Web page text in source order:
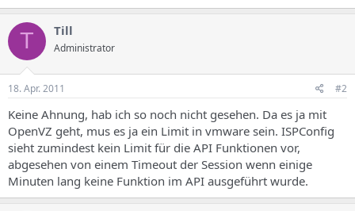
T Till
Administrator
18. Apr. 2011 #2
Keine Ahnung, hab ich so noch nicht gesehen. Da es ja mit
OpenVZ geht, mus es ja ein Limit in vmware sein. ISPConfig
sieht zumindest kein Limit für die API Funktionen vor,
abgesehen von einem Timeout der Session wenn einige
Minuten lang keine Funktion im API ausgeführt wurde.